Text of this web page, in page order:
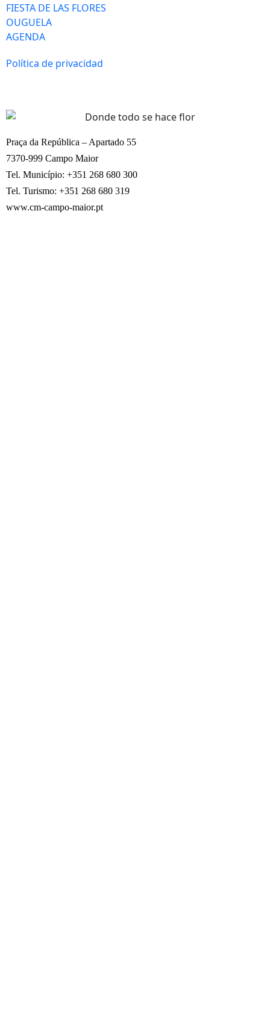
FIESTA DE LAS FLORES
OUGUELA
AGENDA
Política de privacidad
Praça da República – Apartado 55
7370-999 Campo Maior
Tel. Município: +351 268 680 300
Tel. Turismo: +351 268 680 319
www.cm-campo-maior.pt